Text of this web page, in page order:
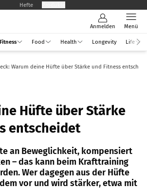
Hefte
Anmelden Menü
Fitness Food Health Longevity Life
Warum deine Hüfte über Stärke und Fitness
Hüfte über Stärke
entscheidet
an Beweglichkeit, kompensiert
– das kann beim Krafttraining
Wer dagegen aus der Hüfte
vor und wird stärker, etwa mit